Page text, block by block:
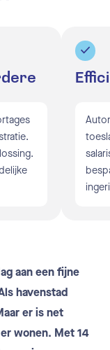
aan een fijne
havenstad
er is net
wonen. Met 14